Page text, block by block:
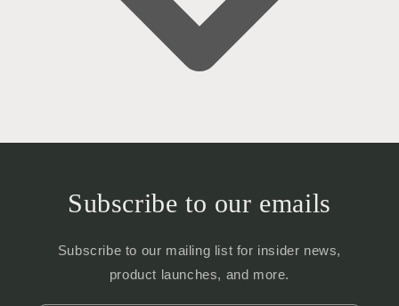
Subscribe to our emails
Subscribe to our mailing list for insider news,
product launches, and more.